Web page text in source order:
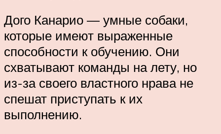
Дого Канарио — умные собаки,
которые имеют выраженные
способности к обучению. Они
схватывают команды на лету, но
из-за своего властного нрава не
спешат приступать к их
выполнению.